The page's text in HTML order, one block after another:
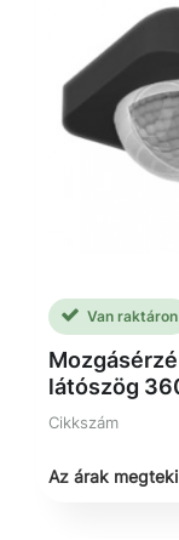
Van raktáron
látószög
Cikkszám
Az árak